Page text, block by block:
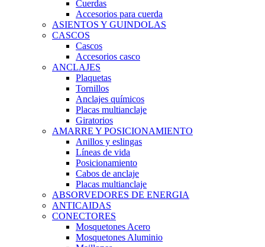
Cuerdas
Accesorios para cuerda
ASIENTOS Y GUINDOLAS
CASCOS
Cascos
Accesorios casco
ANCLAJES
Plaquetas
Tornillos
Anclajes químicos
Placas multianclaje
Giratorios
AMARRE Y POSICIONAMIENTO
Anillos y eslingas
Líneas de vida
Posicionamiento
Cabos de anclaje
Placas multianclaje
ABSORVEDORES DE ENERGIA
ANTICAIDAS
CONECTORES
Mosquetones Acero
Mosquetones Aluminio